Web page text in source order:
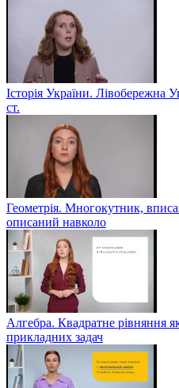
Історія України. Лівобережна
ст.
Геометрія. Многокутник,
описаний навколо
Алгебра. Квадратне рівняння
прикладних задач